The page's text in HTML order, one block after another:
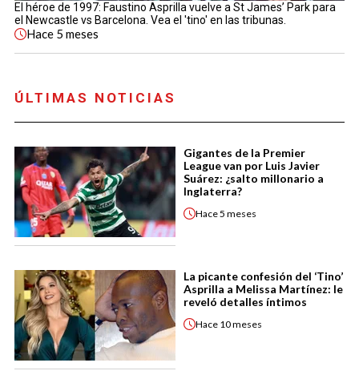
El héroe de 1997: Faustino Asprilla vuelve a St James’ Park para
el Newcastle vs Barcelona. Vea el 'tino' en las tribunas.
Hace 5 meses
ÚLTIMAS NOTICIAS
Gigantes de la Premier
League van por Luis Javier
Suárez: ¿salto millonario a
Inglaterra?
Hace5 meses
La picante confesión del ‘Tino’
Asprilla a Melissa Martínez: le
reveló detalles íntimos
Hace 10 meses